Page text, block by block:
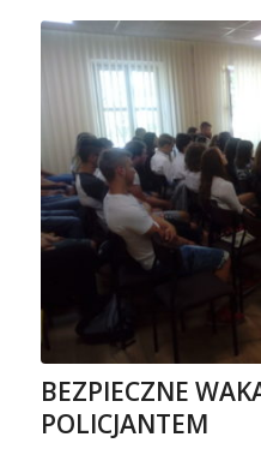
BEZPIECZNE
POLICJANTEM